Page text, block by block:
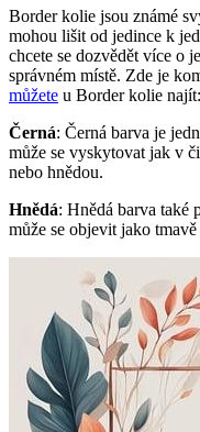
Border kolie jsou známé
mohou lišit od jedince k
chcete se dozvědět více o
správném místě. Zde je
můžete u Border kolie najít:
Černá: Černá barva je
může se vyskytovat jak v
nebo hnědou.
Hnědá: Hnědá barva také
může se objevit jako